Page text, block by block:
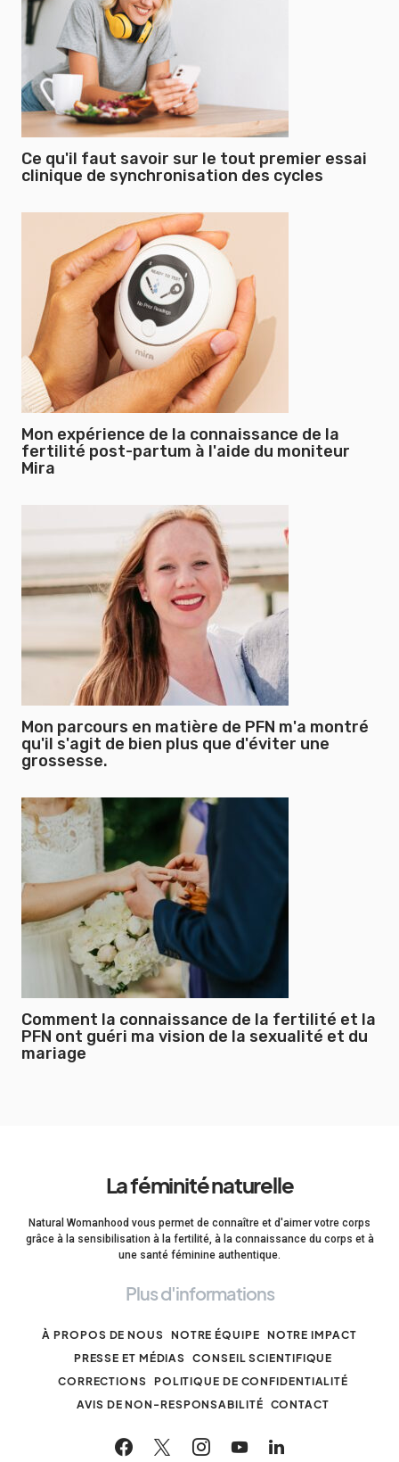
Ce qu'il faut savoir sur le tout premier essai
clinique de synchronisation des cycles
Mon expérience de la connaissance de la
fertilité post-partum à l'aide du moniteur
Mira
Mon parcours en matière de PFN m'a montré
qu'il s'agit de bien plus que d'éviter une
grossesse.
Comment la connaissance de la fertilité et la
PFN ont guéri ma vision de la sexualité et du
mariage
La féminité naturelle
Natural Womanhood vous permet de connaître et d'aimer votre corps
grâce à la sensibilisation à la fertilité, à la connaissance du corps et à
une santé féminine authentique.
Plus d'informations
À PROPOS DE NOUS NOTRE ÉQUIPE NOTRE IMPACT
PRESSE ET MÉDIAS
CONSEIL SCIENTIFIQUE
CORRECTIONS POLITIQUE DE CONFIDENTIALITÉ
AVIS DE NON-RESPONSABILITÉ CONTACT